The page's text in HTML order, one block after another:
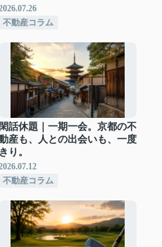
不動産コラム
閑話休題｜一期一会。京都の不
産も、人との出会いも、一度
きり。
不動産コラム